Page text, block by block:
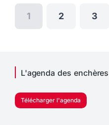
1 2 3
L'agenda des enchères
Télécharger l'agenda